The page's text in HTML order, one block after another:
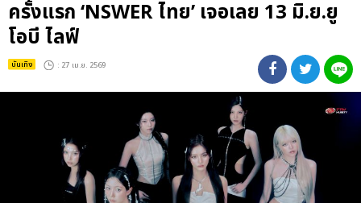
ครั้งแรก ‘NSWER ไทย’ เจอเลย 13 มิ.ย.ยู
โอบี ไลฟ์
บันเทิง : 27 เม.ย. 2569